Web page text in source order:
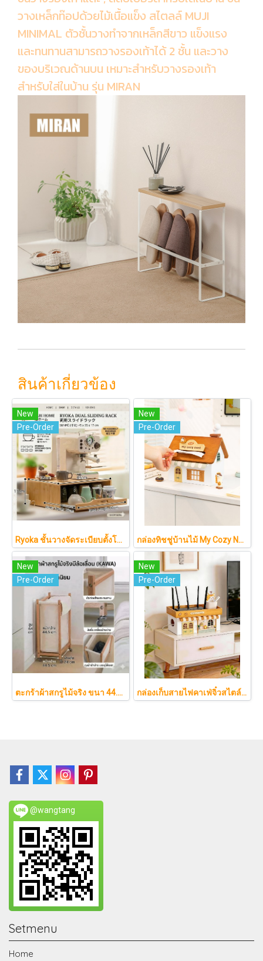
วางเหล็กท๊อปด้วยไม้เนื้อแข็ง สไตลล์ MUJI
MINIMAL ตัวชั้นวางทำจากเหล็กสีขาว แข็งแรง
และทนทานสามารถวางรองเท้าได้ 2 ชั้น และวาง
ของบริเวณด้านบน เหมาะสำหรับวางรองเท้า
สำหรับใส่ในบ้าน รุ่น MIRAN
สินค้าเกี่ยวข้อง
New
Pre-Order
Ryoka ชั้นวางจัดระเบียบตั้งโต๊ะ 2 ชั้น สไตล์มินิมอล-ญี่ปุ่น ลิ้นชักเลื่อน ลิ้นชักเก็บแก้ว วัสดุไม้ธรรมชาติ ไม่ต้องประกอบ ประหยัดพื้นที่เคาน์เตอร์
New
Pre-Order
กล่องทิชชู่บ้านไม้ My Cozy Nest สไตล์มินิมอล นอร์ดิก ของแต่งบ้านรูปบ้าน ขนมปัง เบเกอรี่ กล่องใส่กระดาษทิชชู่แบบตั้งโต๊ะ ฝาเปิดแม่เหล็ก เติมกระดาษง่าย
New
Pre-Order
ตะกร้าผ้าสกรูไม้จริง ขนา 44.5cm รุ่น KAWA Minimalist สไตล์ญี่ปุ่นเคลื่อนที่ได้ มีล้อเลื่อน (KAWA)
New
Pre-Order
กล่องเก็บสายไฟคาเฟ่จิ๋วสไตล์ญี่ปุ่นมินิมอล ซ่อนเร้าเตอร์และปลั๊กไฟให้ห้องดูละมุนเหมือนยกคาเฟ่จากโตเกียวมาไว้ที่บ้าน
@wangtang
Setmenu
Home